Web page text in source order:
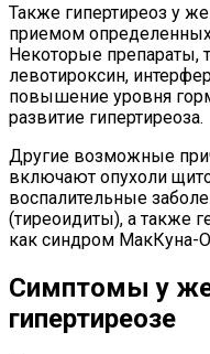
Также гипертиреоз у
приемом
Некоторые препараты,
левотироксин,
повышение уровня
развитие гипертиреоза.
Другие возможные
включают опухоли
воспалительные
(тиреоидиты), а также
как синдром МакКуна-
Симптомы у
гипертиреозе